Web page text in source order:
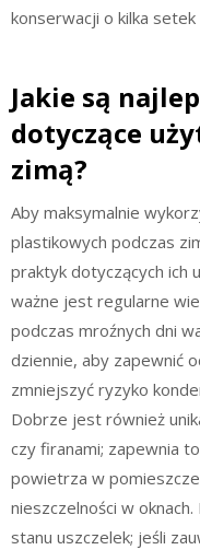
konserwacji o kilka setek
Jakie są
dotyczące
zimą?
Aby maksymalnie
plastikowych podczas
praktyk dotyczących ich
ważne jest regularne
podczas mroźnych dni
dziennie, aby zapewnić
zmniejszyć ryzyko
Dobrze jest również
czy firanami; zapewnia
powietrza w
nieszczelności w
stanu uszczelek; jeśli